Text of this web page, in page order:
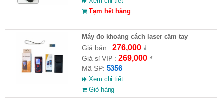
Tạm hết hàng
Máy đo khoảng cách laser cầm tay
Giá bán : 276,000₫
Giá sỉ VIP : 269,000₫
Mã SP: 5356
Xem chi tiết
Giỏ hàng